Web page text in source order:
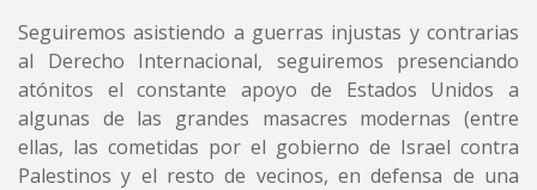
Seguiremos asistiendo a guerras injustas y contrarias
al Derecho Internacional, seguiremos presenciando
atónitos el constante apoyo de Estados Unidos a
algunas de las grandes masacres modernas (entre
ellas, las cometidas por el gobierno de Israel contra
Palestinos y el resto de vecinos, en defensa de una